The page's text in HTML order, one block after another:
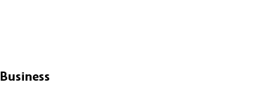
Business